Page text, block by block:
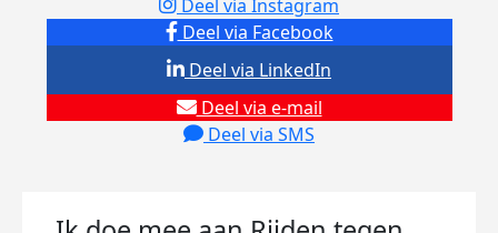
Deel via Facebook
Deel via Instagram
Deel via e-mail
Deel via SMS
Deel via LinkedIn